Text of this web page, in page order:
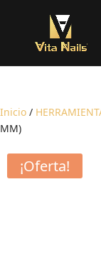
Inicio /
MM)
¡Oferta!